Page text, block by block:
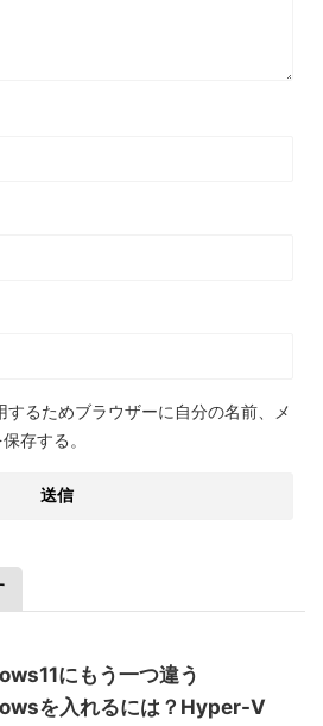
するためブラウザーに自分の名前、メ
存する。
にもう一つ違う
を入れるには？Hyper-V